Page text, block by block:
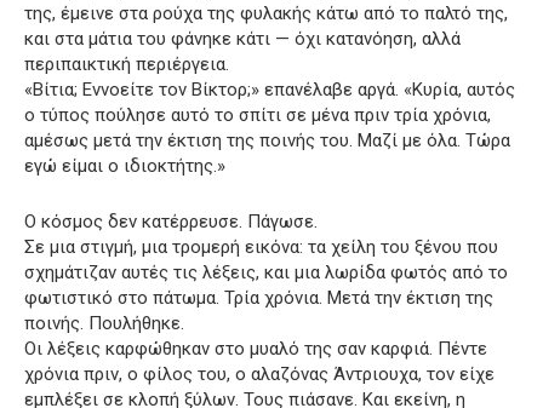
της, έμεινε στα ρούχα της φυλακής κάτω από το παλτό της,
και στα μάτια του φάνηκε κάτι — όχι κατανόηση, αλλά
περιπαικτική περιέργεια.
«Βίτια; Εννοείτε τον Βίκτορ;» επανέλαβε αργά. «Κυρία, αυτός
ο τύπος πούλησε αυτό το σπίτι σε μένα πριν τρία χρόνια,
αμέσως μετά την έκτιση της ποινής του. Μαζί με όλα. Τώρα
εγώ είμαι ο ιδιοκτήτης.»
Ο κόσμος δεν κατέρρευσε. Πάγωσε.
Σε μια στιγμή, μια τρομερή εικόνα: τα χείλη του ξένου που
σχημάτιζαν αυτές τις λέξεις, και μια λωρίδα φωτός από το
φωτιστικό στο πάτωμα. Τρία χρόνια. Μετά την έκτιση της
ποινής. Πουλήθηκε.
Οι λέξεις καρφώθηκαν στο μυαλό της σαν καρφιά. Πέντε
χρόνια πριν, ο φίλος του, ο αλαζόνας Άντριουχα, τον είχε
εμπλέξει σε κλοπή ξύλων. Τους πιάσανε. Και εκείνη, η